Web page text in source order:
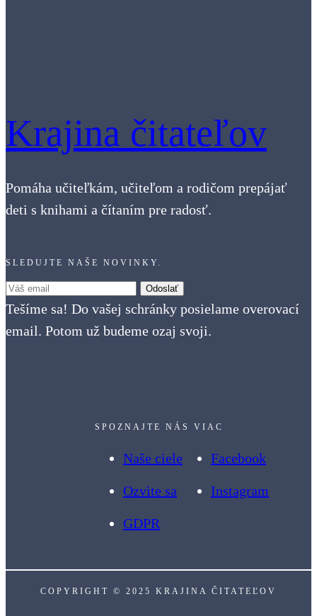
Krajina čitateľov
Pomáha učiteľkám, učiteľom a rodičom prepájať
deti s knihami a čítaním pre radosť.
SLEDUJTE NAŠE NOVINKY.
Tešíme sa! Do vašej schránky posielame overovací
email. Potom už budeme ozaj svoji.
SPOZNAJTE NÁS VIAC
Naše ciele
Ozvite sa
GDPR
Facebook
Instagram
COPYRIGHT © 2025 KRAJINA ČITATEĽOV